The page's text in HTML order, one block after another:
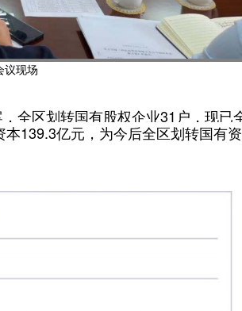
议现场
全区划转国有股权企业31户，现已
139.3亿元，为今后全区划转国有